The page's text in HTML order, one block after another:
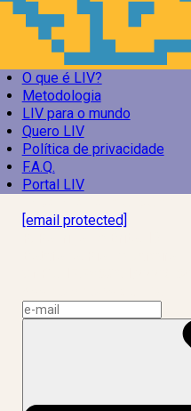
O que é LIV?
Metodologia
LIV para o mundo
Quero LIV
Política de privacidade
F.A.Q.
Portal LIV
[email protected]